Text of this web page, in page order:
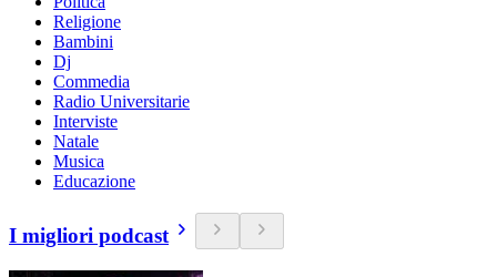
Religione
Bambini
Dj
Commedia
Radio Universitarie
Interviste
Natale
Musica
Educazione
I migliori podcast